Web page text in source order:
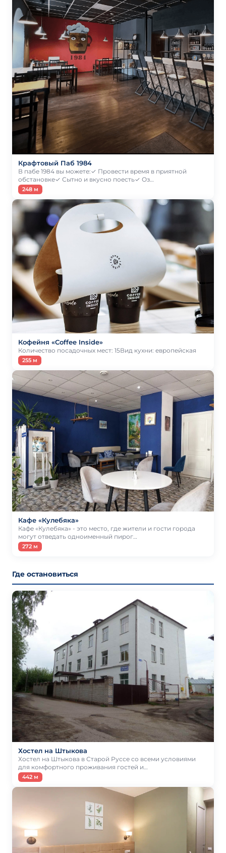
Крафтовый Паб 1984
В пабе 1984 вы можете:✓ Провести время в приятной
обстановке✓ Сытно и вкусно поесть✓ Оз…
248 м
Кофейня «Coffee Inside»
Количество посадочных мест: 15Вид кухни: европейская
255 м
Кафе «Кулебяка»
Кафе «Кулебяка» - это место, где жители и гости города
могут отведать одноименный пирог…
272 м
Где остановиться
Хостел на Штыкова
Хостел на Штыкова в Старой Руссе со всеми условиями
для комфортного проживания гостей и…
442 м